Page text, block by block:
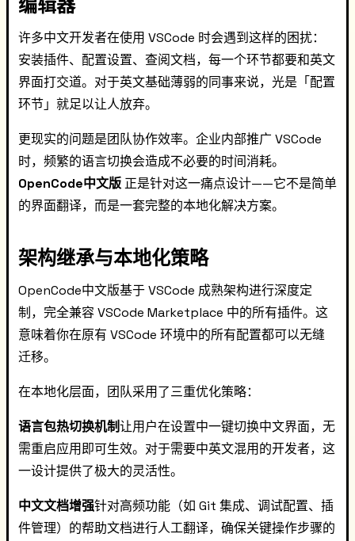
编辑器
许多中文开发者在使用 VSCode 时会遇到这样的困扰：
安装插件、配置设置、查阅文档，每一个环节都要和英文
界面打交道。对于英文基础薄弱的同事来说，光是「配置
环节」就足以让人放弃。
更现实的问题是团队协作效率。企业内部推广 VSCode
时，频繁的语言切换会造成不必要的时间消耗。
OpenCode中文版 正是针对这一痛点设计——它不是简单
的界面翻译，而是一套完整的本地化解决方案。
架构继承与本地化策略
OpenCode中文版基于 VSCode 成熟架构进行深度定
制，完全兼容 VSCode Marketplace 中的所有插件。这
意味着你在原有 VSCode 环境中的所有配置都可以无缝
迁移。
在本地化层面，团队采用了三重优化策略：
语言包热切换机制让用户在设置中一键切换中文界面，无
需重启应用即可生效。对于需要中英文混用的开发者，这
一设计提供了极大的灵活性。
中文文档增强针对高频功能（如 Git 集成、调试配置、插
件管理）的帮助文档进行人工翻译，确保关键操作步骤的